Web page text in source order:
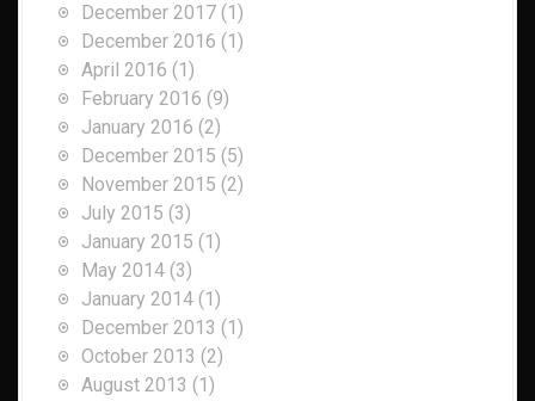
December 2017 (1)
December 2016 (1)
April 2016 (1)
February 2016 (9)
January 2016 (2)
December 2015 (5)
November 2015 (2)
July 2015 (3)
January 2015 (1)
May 2014 (3)
January 2014 (1)
December 2013 (1)
October 2013 (2)
August 2013 (1)